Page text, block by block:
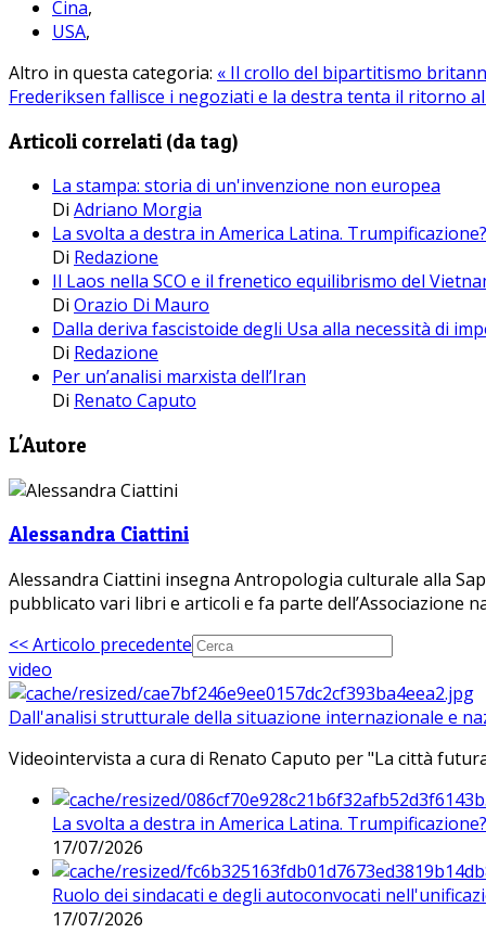
Cina,
USA,
Altro in questa categoria: « Il crollo del bipartitismo
Frederiksen fallisce i negoziati e la destra tenta il ritorno
Articoli correlati (da tag)
La stampa: storia di un'invenzione non europea
Di Adriano Morgia
La svolta a destra in America Latina. Trumpificazione?
Di Redazione
Il Laos nella SCO e il frenetico equilibrismo del
Di Orazio Di Mauro
Dalla deriva fascistoide degli Usa alla necessità di
Di Redazione
Per un’analisi marxista dell’Iran
Di Renato Caputo
L'Autore
Alessandra Ciattini
Alessandra Ciattini insegna Antropologia culturale alla
pubblicato vari libri e articoli e fa parte dell’Associazione
<< Articolo precedente
video
Dall'analisi strutturale della situazione internazionale e
Videointervista a cura di Renato Caputo per "La città
La svolta a destra in America Latina. Trumpificazione?
17/07/2026
Ruolo dei sindacati e degli autoconvocati
17/07/2026